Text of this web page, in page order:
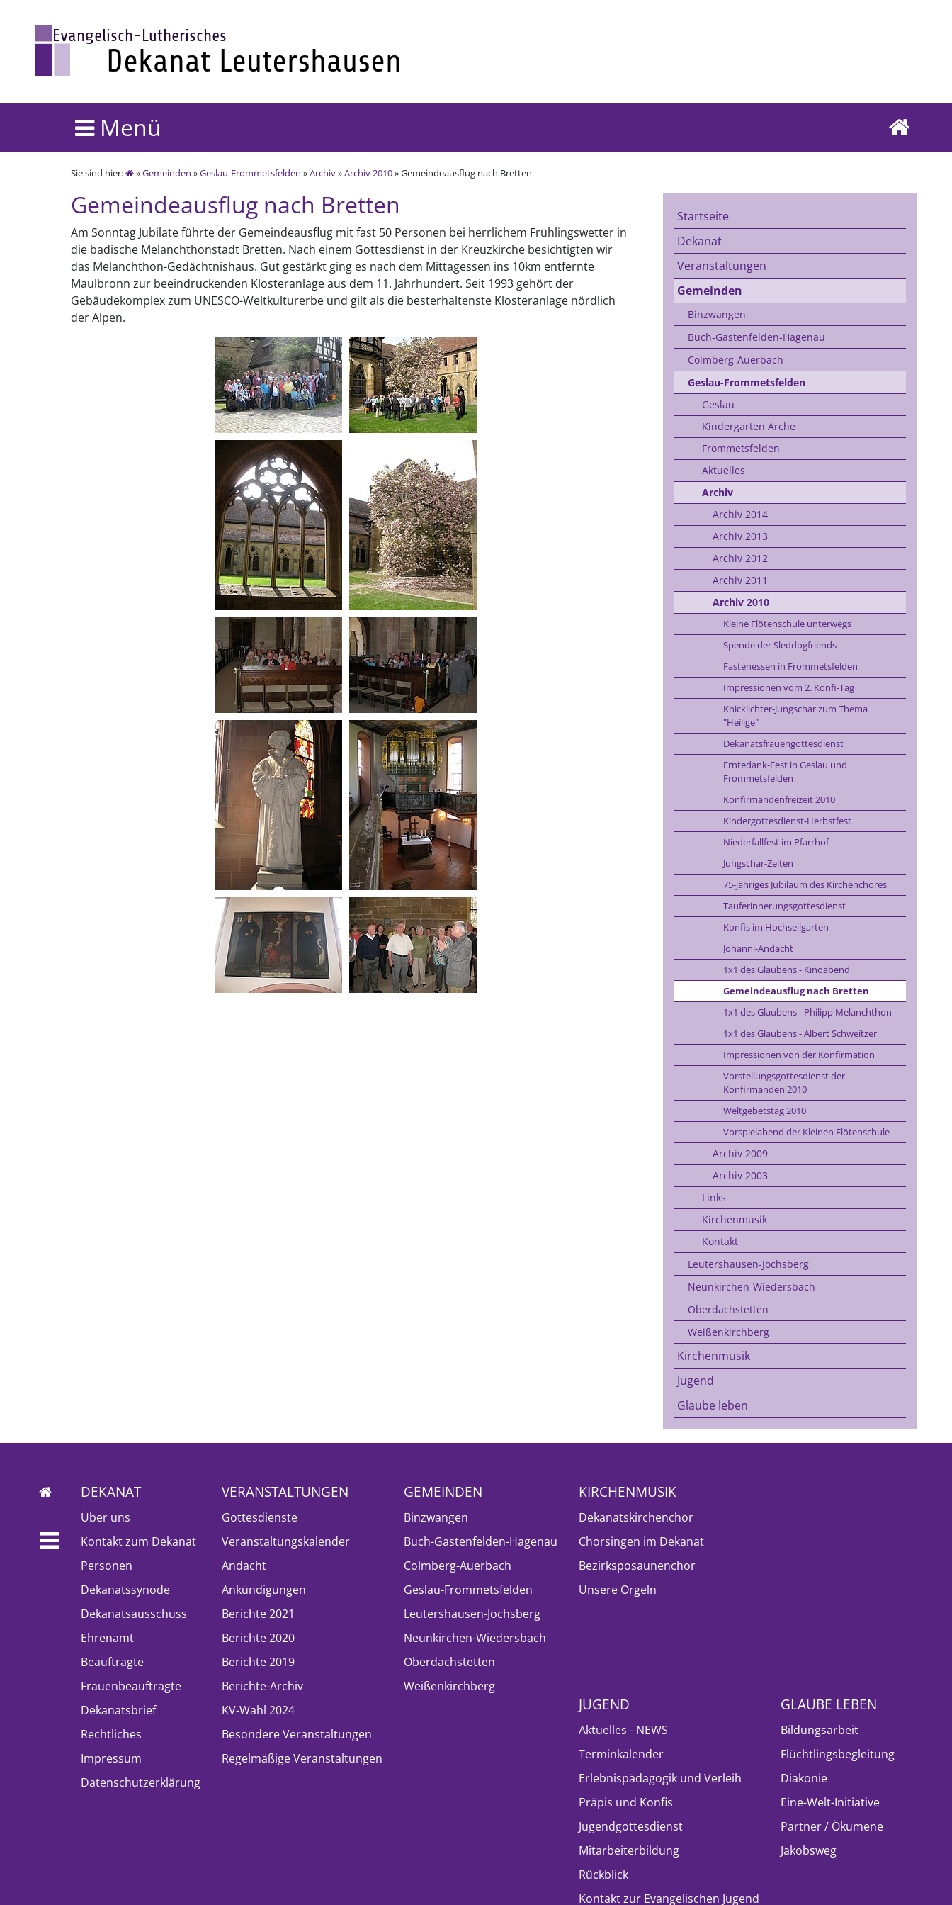
Menü
Sie sind hier: »Gemeinden »Geslau-Frommetsfelden »Archiv»Archiv 2010» Gemeindeausflug nach Bretten
Gemeindeausflug nach Bretten
Am Sonntag Jubilate führte der Gemeindeausflug mit fast 50 Personen bei herrlichem Frühlingswetter in
die badische Melanchthonstadt Bretten. Nach einem Gottesdienst in der Kreuzkirche besichtigten wir
das Melanchthon-Gedächtnishaus. Gut gestärkt ging es nach dem Mittagessen ins 10km entfernte
Maulbronn zur beeindruckenden Klosteranlage aus dem 11. Jahrhundert. Seit 1993 gehört der
Gebäudekomplex zum UNESCO-Weltkulturerbe und gilt als die besterhaltenste Klosteranlage nördlich
der Alpen.
Startseite
Dekanat
Veranstaltungen
Gemeinden
Binzwangen
Buch-Gastenfelden-Hagenau
Colmberg-Auerbach
Geslau-Frommetsfelden
Geslau
Kindergarten Arche
Frommetsfelden
Aktuelles
Archiv
Archiv 2014
Archiv 2013
Archiv 2012
Archiv 2011
Archiv 2010
Kleine Flötenschule unterwegs
Spende der Sleddogfriends
Fastenessen in Frommetsfelden
Impressionen vom 2. Konfi-Tag
Knicklichter-Jungschar zum Thema
"Heilige"
Dekanatsfrauengottesdienst
Erntedank-Fest in Geslau und
Frommetsfelden
Konfirmandenfreizeit 2010
Kindergottesdienst-Herbstfest
Niederfallfest im Pfarrhof
Jungschar-Zelten
75-jähriges Jubiläum des Kirchenchores
Tauferinnerungsgottesdienst
Konfis im Hochseilgarten
Johanni-Andacht
1x1 des Glaubens - Kinoabend
Gemeindeausflug nach Bretten
1x1 des Glaubens - Philipp Melanchthon
1x1 des Glaubens - Albert Schweitzer
Impressionen von der Konfirmation
Vorstellungsgottesdienst der
Konfirmanden 2010
Weltgebetstag 2010
Vorspielabend der Kleinen Flötenschule
Archiv 2009
Archiv 2003
Links
Kirchenmusik
Kontakt
Leutershausen-Jochsberg
Neunkirchen-Wiedersbach
Oberdachstetten
Weißenkirchberg
Kirchenmusik
Jugend
Glaube leben
DEKANAT
Über uns
Kontakt zum Dekanat
Personen
Dekanatssynode
Dekanatsausschuss
Ehrenamt
Beauftragte
Frauenbeauftragte
Dekanatsbrief
Rechtliches
Impressum
Datenschutzerklärung
VERANSTALTUNGEN
Gottesdienste
Veranstaltungskalender
Andacht
Ankündigungen
Berichte 2021
Berichte 2020
Berichte 2019
Berichte-Archiv
KV-Wahl 2024
Besondere Veranstaltungen
Regelmäßige Veranstaltungen
GEMEINDEN
Binzwangen
Buch-Gastenfelden-Hagenau
Colmberg-Auerbach
Geslau-Frommetsfelden
Leutershausen-Jochsberg
Neunkirchen-Wiedersbach
Oberdachstetten
Weißenkirchberg
KIRCHENMUSIK
Dekanatskirchenchor
Chorsingen im Dekanat
Bezirksposaunenchor
Unsere Orgeln
JUGEND
Aktuelles - NEWS
Terminkalender
Erlebnispädagogik und Verleih
Präpis und Konfis
Jugendgottesdienst
Mitarbeiterbildung
Rückblick
Kontakt zur Evangelischen Jugend
GLAUBE LEBEN
Bildungsarbeit
Flüchtlingsbegleitung
Diakonie
Eine-Welt-Initiative
Partner / Ökumene
Jakobsweg